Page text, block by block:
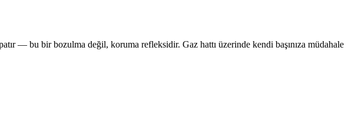
— bu bir bozulma değil, koruma refleksidir. Gaz hattı üzerinde kendi başınıza müdahale